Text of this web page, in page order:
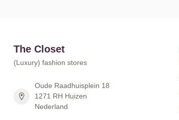
The Closet
(Luxury) fashion stores
Oude Raadhuisplein 18
1271 RH Huizen
Nederland